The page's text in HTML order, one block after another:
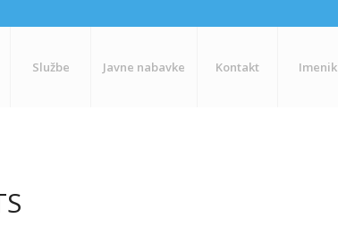
Službe Javne nabavke Kontakt Imenik